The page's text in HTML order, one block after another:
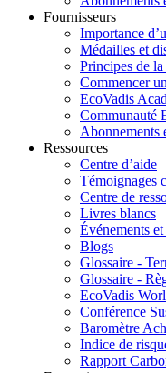
Fournisseurs
Importance
Médailles et
Principes de
Commencer
EcoVadis
Communauté
Abonnements
Ressources
Centre d’aide
Témoignages
Centre de
Livres blancs
Événements
Blogs
Glossaire -
Glossaire -
EcoVadis
Conférence
Baromètre
Indice de
Rapport